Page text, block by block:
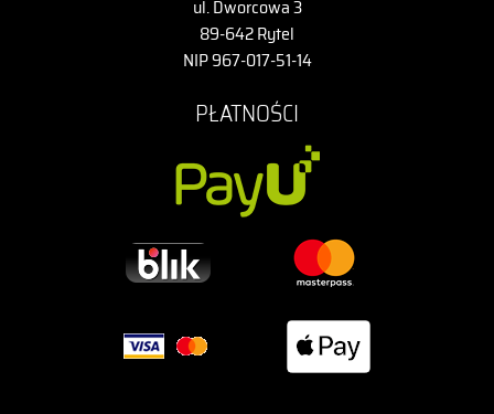
ul. Dworcowa 3
89-642 Rytel
NIP 967-017-51-14
PŁATNOŚCI